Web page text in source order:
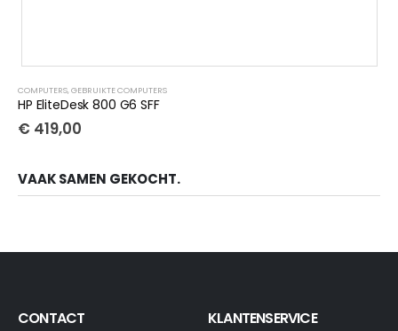
COMPUTERS, GEBRUIKTE COMPUTERS
HP EliteDesk 800 G6 SFF
€ 419,00
VAAK SAMEN GEKOCHT.
CONTACT KLANTENSERVICE